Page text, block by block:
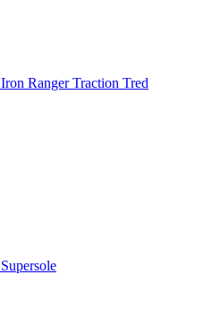
Iron Ranger Traction Tred
Supersole